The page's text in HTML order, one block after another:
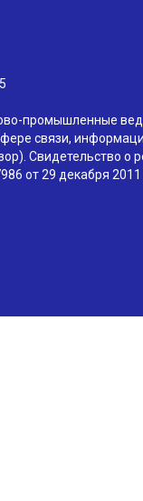
промышленные
связи,
Свидетельство о
от 29 декабря 2011